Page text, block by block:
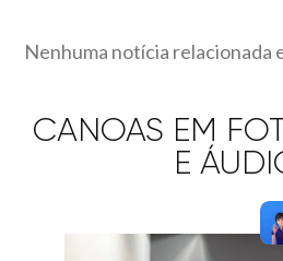
Nenhuma notícia relacionada
CANOAS EM
E